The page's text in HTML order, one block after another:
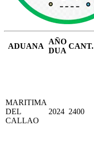
ADUANA
AÑO
DUA
CANT.
MARITIMA
DEL
CALLAO
2024 2400